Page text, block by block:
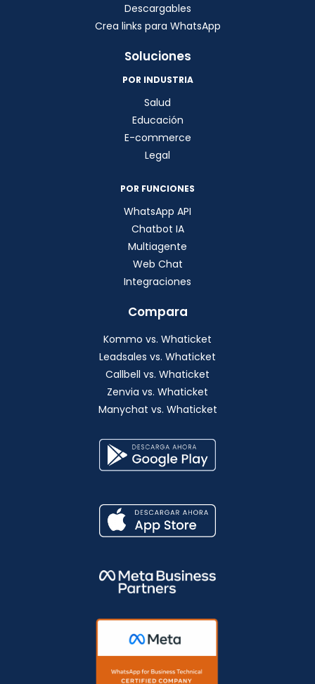
Descargables
Crea links para WhatsApp
Soluciones
POR INDUSTRIA
Salud
Educación
E-commerce
Legal
POR FUNCIONES
WhatsApp API
Chatbot IA
Multiagente
Web Chat
Integraciones
Compara
Kommo vs. Whaticket
Leadsales vs. Whaticket
Callbell vs. Whaticket
Zenvia vs. Whaticket
Manychat vs. Whaticket